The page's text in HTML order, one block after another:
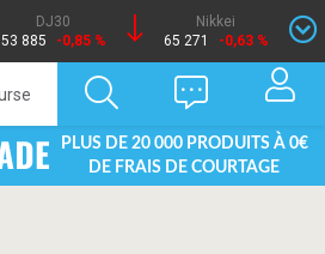
DJ30
53 885
-0,85 %
Nikkei
65 271
-0,63 %
PLUS DE 20 000 PRODUITS À 0
DE FRAIS DE COURTAGE